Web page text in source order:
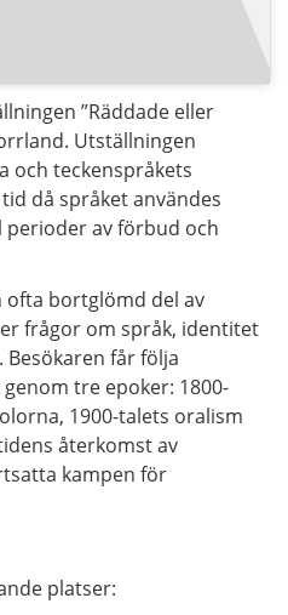
”Räddade eller
Utställningen
och teckenspråkets
då språket användes
av förbud och
ofta bortglömd del av
frågor om språk, identitet
får följa
tre epoker: 1800-
1900-talets oralism
återkomst av
kampen för
platser: